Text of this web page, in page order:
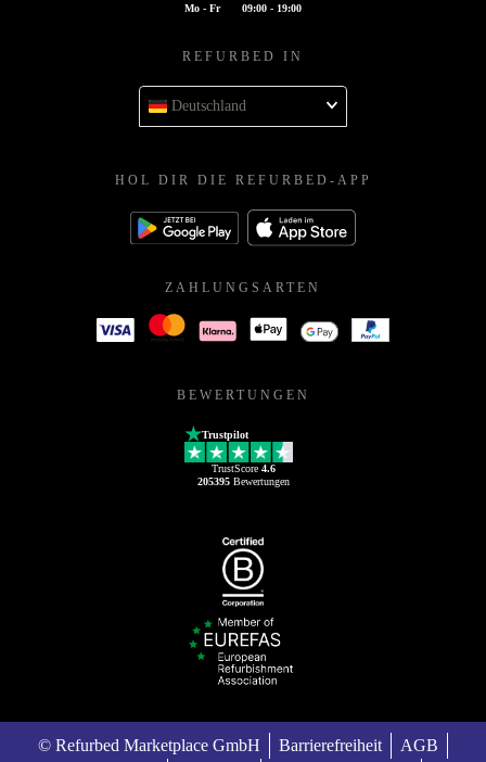
Mo - Fr 09:00 - 19:00
REFURBED IN
Deutschland
HOL DIR DIE REFURBED-APP
ZAHLUNGSARTEN
BEWERTUNGEN
Trustpilot
TrustScore 4.6
205395Bewertungen
© Refurbed Marketplace GmbH Barrierefreiheit
AGB